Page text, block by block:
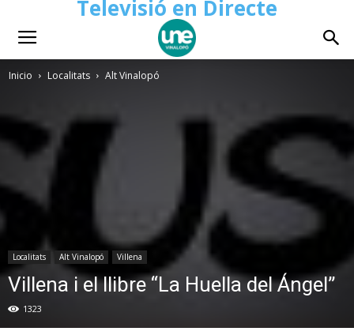
Televisió en Directe
Inicio Localitats Alt Vinalopó
Localitats Alt Vinalopó Villena
Villena i el llibre “La Huella del Ángel”
1323